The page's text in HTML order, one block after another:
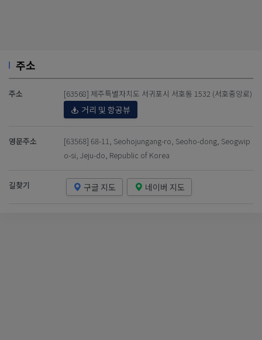
주소
주소 [63568] 제주특별자치도 서귀포시 서호동 1532 (서호중앙로)
거리 및 항공뷰
영문주소
[63568] 68-11, Seohojungang-ro, Seoho-dong, Seogwip
o-si, Jeju-do, Republic of Korea
길찾기 구글 지도 네이버 지도